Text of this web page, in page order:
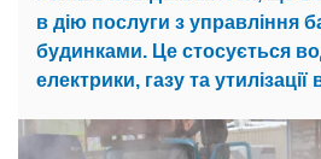
в дію послуги з управління
будинками. Це стосується
електрики, газу та утилізації